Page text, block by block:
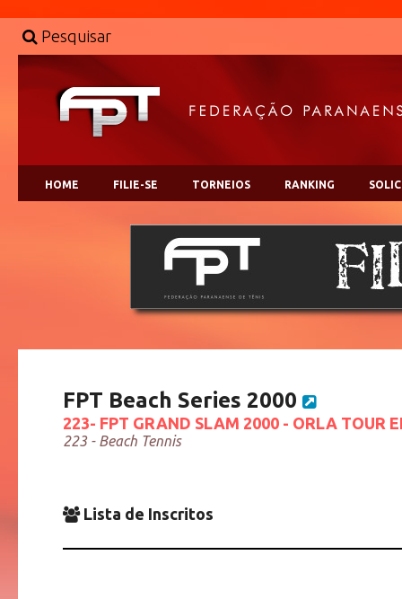
Pesquisar
HOME FILIE-SE TORNEIOS RANKING
FPT Beach Series 2000
223- FPT GRAND SLAM 2000 - ORLA TOUR
223 - Beach Tennis
Lista de Inscritos